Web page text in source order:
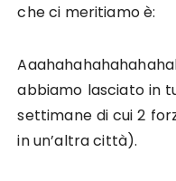
che ci meritiamo è:
abbiamo lasciato in
settimane di cui 2
in un’altra città).